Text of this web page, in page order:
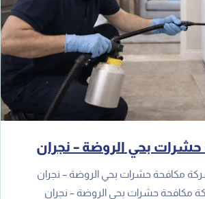
بحي الروضة – نجران
المقال 1. شركة مكافحة حشرات بحي الروضة – نجران
المنازل2. شركة مكافحة حشرات بحي الروضة – نجران